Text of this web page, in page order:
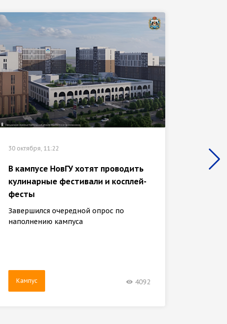
30 октября, 11:22
В кампусе НовГУ хотят проводить
кулинарные фестивали и косплей-
фесты
Завершился очередной опрос по
наполнению кампуса
Кампус 4092
28
В